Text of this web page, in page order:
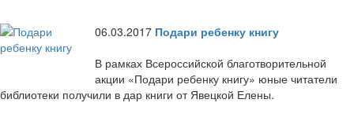
06.03.2017 Подари ребенку книгу
В рамках Всероссийской благотворительной
акции «Подари ребенку книгу» юные читатели
библиотеки получили в дар книги от Явецкой Елены.